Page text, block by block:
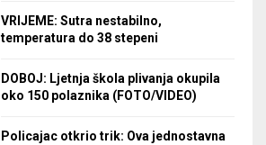
VRIJEME: Sutra nestabilno,
temperatura do 38 stepeni
DOBOJ: Ljetnja škola plivanja okupila
oko 150 polaznika (FOTO/VIDEO)
Policajac otkrio trik: Ova jednostavna